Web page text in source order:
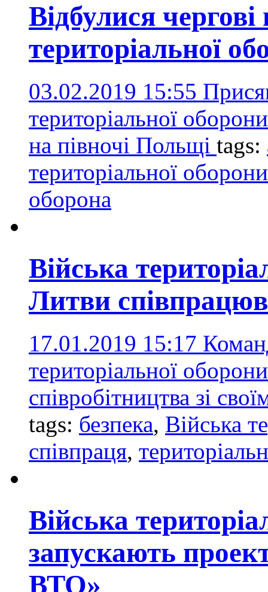
Відбулися
територіальної
03.02.2019 15:55
територіальної
на півночі Польщі tags:
територіальної оборони
оборона
Війська
Литви
17.01.2019 15:17
територіальної
співробітництва зі
tags: безпека, Війська
співпраця,
Війська
запускають
ВТО»